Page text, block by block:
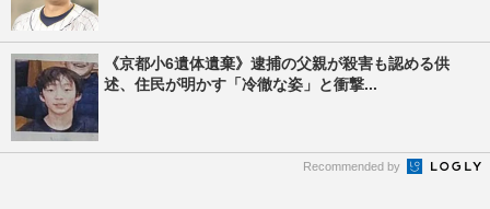
《京都小6遺体遺棄》逮捕の父親が殺害も認める供
述、住民が明かす「冷徹な姿」と衝撃...
Recommended by